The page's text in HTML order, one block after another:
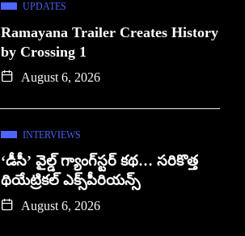
UPDATES
Ramayana Trailer Creates History
by Crossing 1
August 6, 2026
INTERVIEWS
‘డీసీ’ వైల్డ్ గ్యాంగ్‌స్టర్ కథ… సరికొత్త
థియేట్రికల్ ఎక్స్‌పీరియన్స్
August 6, 2026